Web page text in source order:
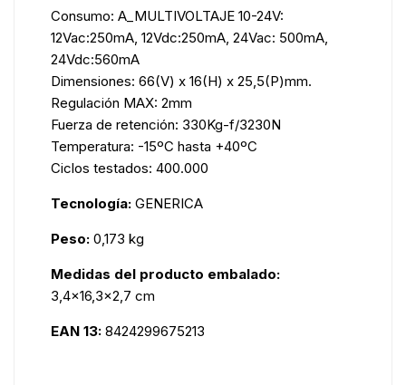
Consumo: A_MULTIVOLTAJE 10-24V:
12Vac:250mA, 12Vdc:250mA, 24Vac: 500mA,
24Vdc:560mA
Dimensiones: 66(V) x 16(H) x 25,5(P)mm.
Regulación MAX: 2mm
Fuerza de retención: 330Kg-f/3230N
Temperatura: -15ºC hasta +40ºC
Ciclos testados: 400.000
Tecnología: GENERICA
Peso: 0,173 kg
Medidas del producto embalado:
3,4x16,3x2,7 cm
EAN 13: 8424299675213